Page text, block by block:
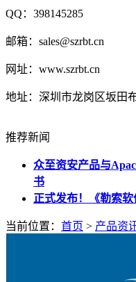
QQ：398145285
邮箱：sales@szrbt.cn
网址：www.szrbt.cn
地址：深圳市龙岗区坂田
推荐新闻
众至资安产品与
书
正式发布！《勒索软
当前位置： 首页 > 产品资